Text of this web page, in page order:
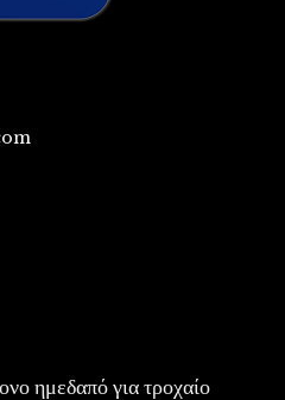
ημεδαπό για τροχαίο